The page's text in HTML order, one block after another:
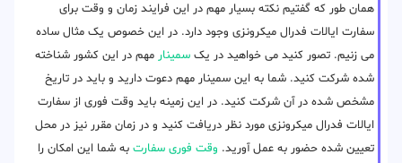
همان طور که گفتیم نکته بسیار مهم در این فرایند زمان و وقت برای
سفارت ایالات فدرال میکرونزی وجود دارد. در این خصوص یک مثال ساده
می زنیم. تصور کنید می خواهید در یک سمینار مهم در این کشور شناخته
شده شرکت کنید. شما به این سمینار مهم دعوت دارید و باید در تاریخ
مشخص شده در آن شرکت کنید. در این زمینه باید وقت فوری از سفارت
ایالات فدرال میکرونزی مورد نظر دریافت کنید و در زمان مقرر نیز در محل
تعیین شده حضور به عمل آورید. وقت فوری سفارت به شما این امکان را